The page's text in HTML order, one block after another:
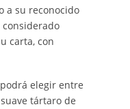
a su reconocido
considerado
carta, con
elegir entre
tártaro de